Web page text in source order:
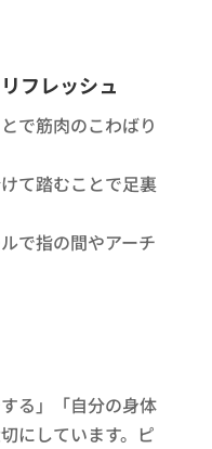
フレッシュ
で筋肉のこわばり
て踏むことで足裏
で指の間やアーチ
る」「自分の身体
にしています。ピ